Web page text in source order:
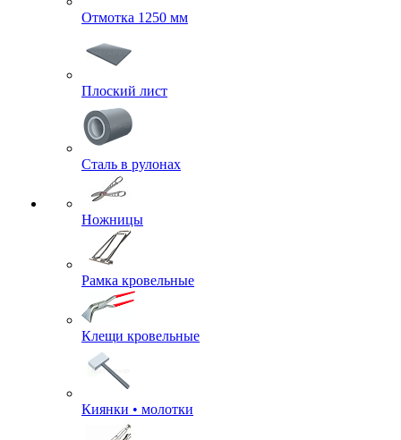
Отмотка 1250 мм
Плоский лист
Сталь в рулонах
Ножницы
Рамка кровельные
Клещи кровельные
Киянки • молотки